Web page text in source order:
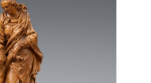
Van Der Veken